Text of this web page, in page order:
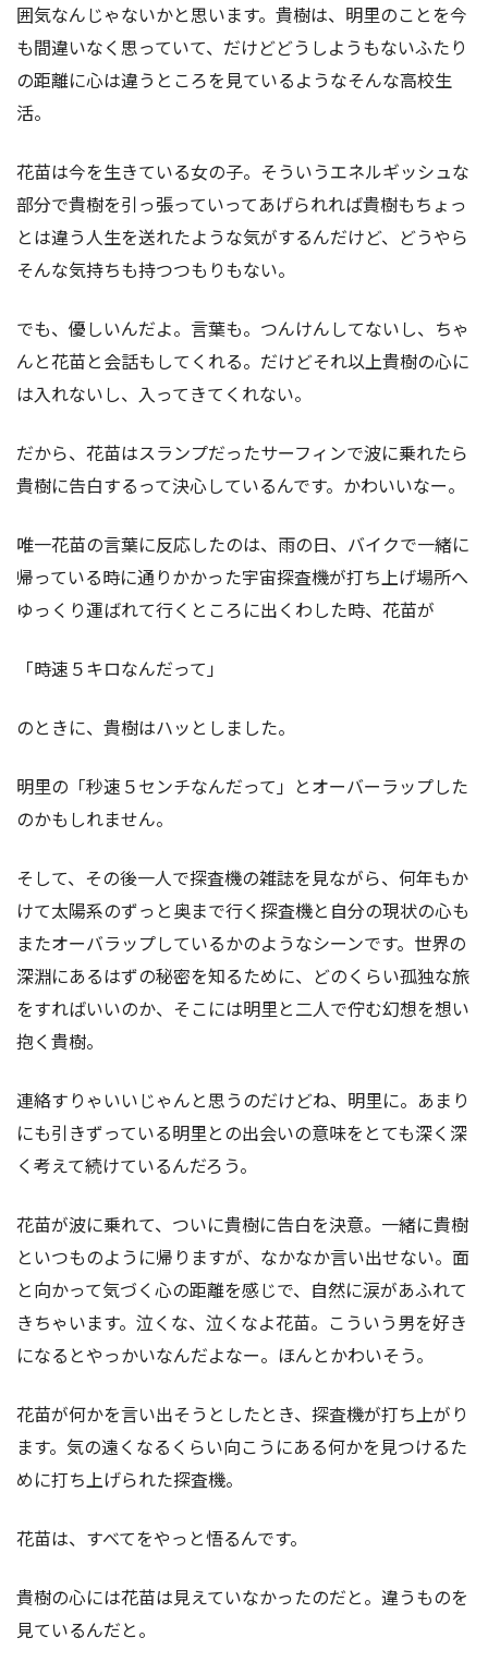
囲気なんじゃないかと思います。貴樹は、明里のことを今
も間違いなく思っていて、だけどどうしようもないふたり
の距離に心は違うところを見ているようなそんな高校生
活。
花苗は今を生きている女の子。そういうエネルギッシュな
部分で貴樹を引っ張っていってあげられれば貴樹もちょっ
とは違う人生を送れたような気がするんだけど、どうやら
そんな気持ちも持つつもりもない。
でも、優しいんだよ。言葉も。つんけんしてないし、ちゃ
んと花苗と会話もしてくれる。だけどそれ以上貴樹の心に
は入れないし、入ってきてくれない。
だから、花苗はスランプだったサーフィンで波に乗れたら
貴樹に告白するって決心しているんです。かわいいなー。
唯一花苗の言葉に反応したのは、雨の日、バイクで一緒に
帰っている時に通りかかった宇宙探査機が打ち上げ場所へ
ゆっくり運ばれて行くところに出くわした時、花苗が
「時速５キロなんだって」
のときに、貴樹はハッとしました。
明里の「秒速５センチなんだって」とオーバーラップした
のかもしれません。
そして、その後一人で探査機の雑誌を見ながら、何年もか
けて太陽系のずっと奥まで行く探査機と自分の現状の心も
またオーバラップしているかのようなシーンです。世界の
深淵にあるはずの秘密を知るために、どのくらい孤独な旅
をすればいいのか、そこには明里と二人で佇む幻想を想い
抱く貴樹。
連絡すりゃいいじゃんと思うのだけどね、明里に。あまり
にも引きずっている明里との出会いの意味をとても深く深
く考えて続けているんだろう。
花苗が波に乗れて、ついに貴樹に告白を決意。一緒に貴樹
といつものように帰りますが、なかなか言い出せない。面
と向かって気づく心の距離を感じで、自然に涙があふれて
きちゃいます。泣くな、泣くなよ花苗。こういう男を好き
になるとやっかいなんだよなー。ほんとかわいそう。
花苗が何かを言い出そうとしたとき、探査機が打ち上がり
ます。気の遠くなるくらい向こうにある何かを見つけるた
めに打ち上げられた探査機。
花苗は、すべてをやっと悟るんです。
貴樹の心には花苗は見えていなかったのだと。違うものを
見ているんだと。